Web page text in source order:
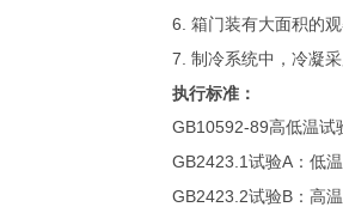
6. 箱门装有大面积的
7. 制冷系统中，冷凝
执行标准：
GB10592-89高低温试
GB2423.1 试验A ：低
GB2423.2试验B ：高